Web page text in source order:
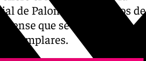
de Palomos Deportivos de
que se vio
ejemplares.